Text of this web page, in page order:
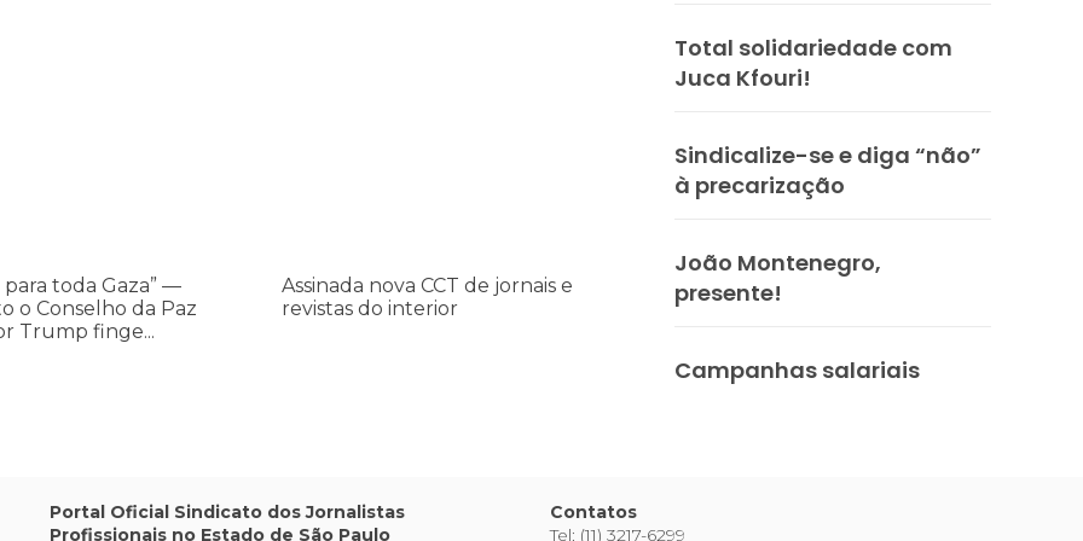
toda Gaza” — enquanto o Conselho da Paz criado por Trump finge praticar diplomacia, Israel intensifica assassinatos
para toda Gaza” —
o Conselho da Paz
Trump finge...
Assinada nova CCT de jornais e revistas do interior
interior
Assinada nova CCT de jornais e
revistas do interior
Total solidariedade com
Juca Kfouri!
Sindicalize-se e diga “não”
à precarização
João Montenegro,
presente!
Campanhas salariais
Portal Oficial Sindicato dos Jornalistas
Profissionais no Estado de São Paulo
Contatos
Tel: (11) 3217-6299